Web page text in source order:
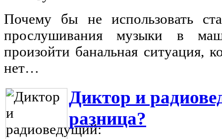
Почему бы не использовать
прослушивания музыки в
произойти банальная ситуация,
нет…
Диктор и
разница?